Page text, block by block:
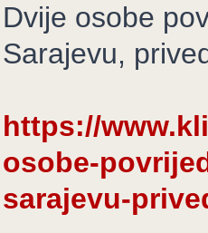
Dvije osobe
Sarajevu,
https://
osobe-
sarajevu-